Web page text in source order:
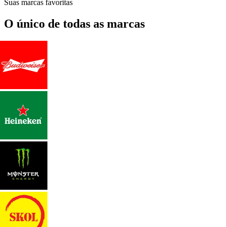
Suas marcas favoritas
O único de todas as marcas